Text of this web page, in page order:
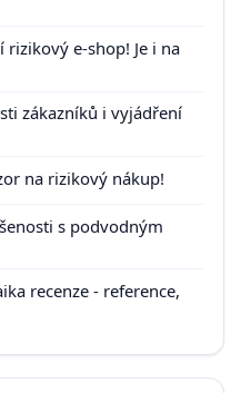
rizikový e-shop! Je i na
zákazníků i vyjádření
na rizikový nákup!
s podvodným
recenze - reference,